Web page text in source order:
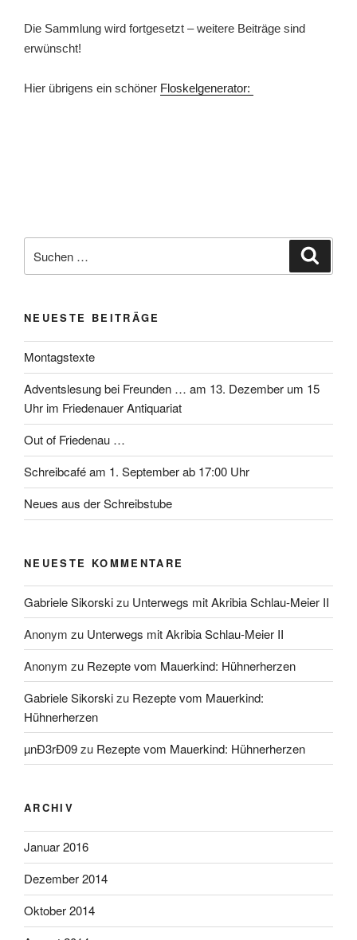
Die Sammlung wird fortgesetzt – weitere Beiträge sind
erwünscht!
Hier übrigens ein schöner Floskelgenerator:
nach:
NEUESTE BEITRÄGE
Montagstexte
Adventslesung bei Freunden … am 13. Dezember um 15
Uhr im Friedenauer Antiquariat
Out of Friedenau …
Schreibcafé am 1. September ab 17:00 Uhr
Neues aus der Schreibstube
NEUESTE KOMMENTARE
Gabriele Sikorskizu Unterwegs mit Akribia Schlau-Meier II
Anonym zu Unterwegs mit Akribia Schlau-Meier II
Anonym zu Rezepte vom Mauerkind: Hühnerherzen
Gabriele Sikorskizu Rezepte vom Mauerkind:
Hühnerherzen
µnÐ3rÐ09zu Rezepte vom Mauerkind: Hühnerherzen
ARCHIV
Januar 2016
Dezember 2014
Oktober 2014